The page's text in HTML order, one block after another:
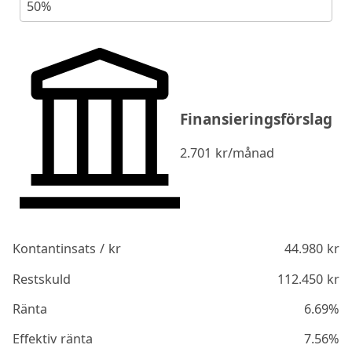
50%
Finansieringsförslag
2.701 kr/månad
Kontantinsats / kr 44.980kr
Restskuld
112.450kr
Ränta
6.69%
Effektiv ränta
7.56%